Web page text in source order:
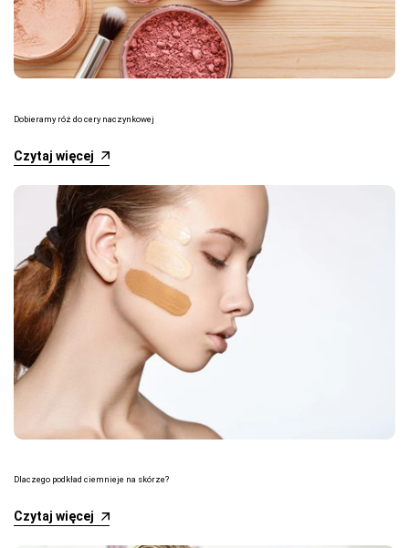
Dobieramy róż do cery naczynkowej
Czytaj więcej
Dlaczego podkład ciemnieje na skórze?
Czytaj więcej